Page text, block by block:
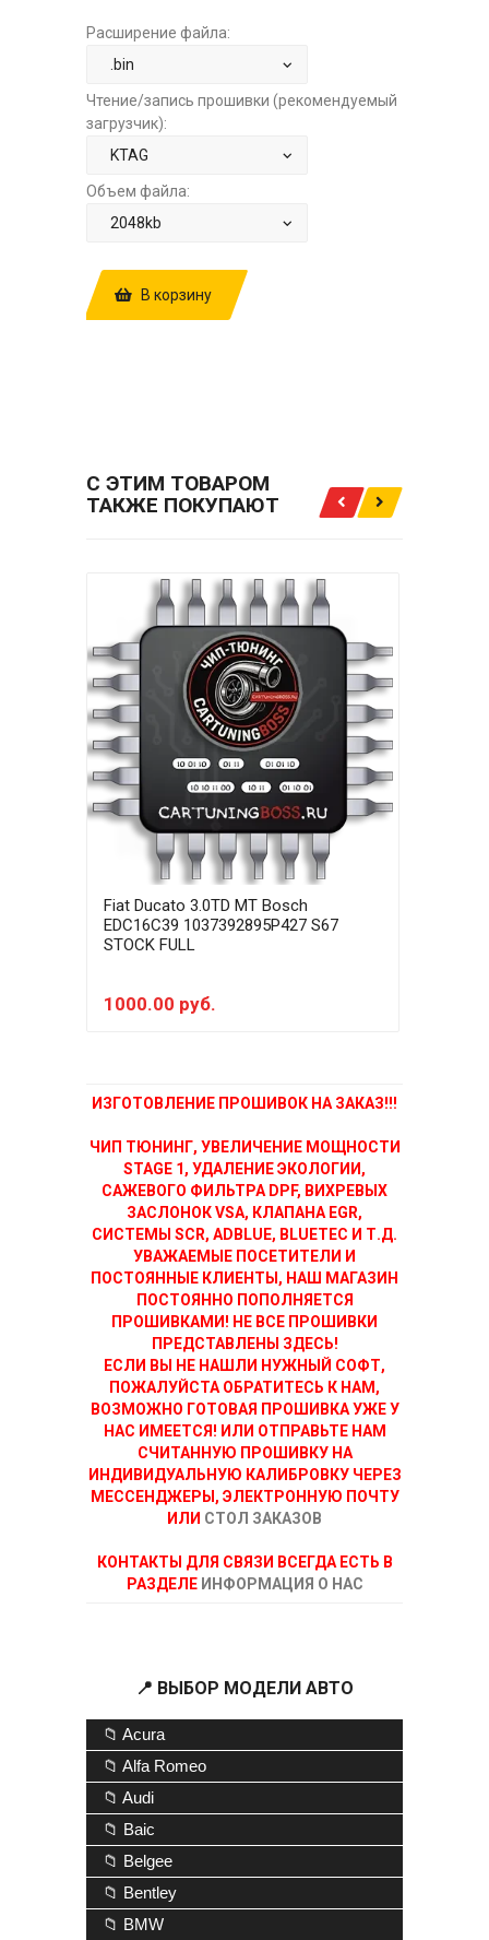
Расширение файла:
Чтение/запись прошивки (рекомендуемый
загрузчик):
Объем файла:
В корзину
С ЭТИМ ТОВАРОМ
ТАКЖЕ ПОКУПАЮТ
Fiat Ducato 3.0TD MT Bosch
EDC16C39 1037392895P427 S67
STOCK FULL
1000.00 руб.
ИЗГОТОВЛЕНИЕ ПРОШИВОК НА ЗАКАЗ!!!
ЧИП ТЮНИНГ, УВЕЛИЧЕНИЕ МОЩНОСТИ
STAGE 1, УДАЛЕНИЕ ЭКОЛОГИИ,
САЖЕВОГО ФИЛЬТРА DPF, ВИХРЕВЫХ
ЗАСЛОНОК VSA, КЛАПАНА EGR,
СИСТЕМЫ SCR, ADBLUE, BLUETEC И Т.Д.
УВАЖАЕМЫЕ ПОСЕТИТЕЛИ И
ПОСТОЯННЫЕ КЛИЕНТЫ, НАШ МАГАЗИН
ПОСТОЯННО ПОПОЛНЯЕТСЯ
ПРОШИВКАМИ! НЕ ВСЕ ПРОШИВКИ
ПРЕДСТАВЛЕНЫ ЗДЕСЬ!
ЕСЛИ ВЫ НЕ НАШЛИ НУЖНЫЙ СОФТ,
ПОЖАЛУЙСТА ОБРАТИТЕСЬ К НАМ,
ВОЗМОЖНО ГОТОВАЯ ПРОШИВКА УЖЕ У
НАС ИМЕЕТСЯ! ИЛИ ОТПРАВЬТЕ НАМ
СЧИТАННУЮ ПРОШИВКУ НА
ИНДИВИДУАЛЬНУЮ КАЛИБРОВКУ ЧЕРЕЗ
МЕССЕНДЖЕРЫ, ЭЛЕКТРОННУЮ ПОЧТУ
ИЛИ СТОЛ ЗАКАЗОВ
КОНТАКТЫ ДЛЯ СВЯЗИ ВСЕГДА ЕСТЬ В
РАЗДЕЛЕ ИНФОРМАЦИЯ О НАС
📍 ВЫБОР МОДЕЛИ АВТО
📁 Acura
📁 Alfa Romeo
📁 Audi
📁 Baic
📁 Belgee
📁 Bentley
📁 BMW